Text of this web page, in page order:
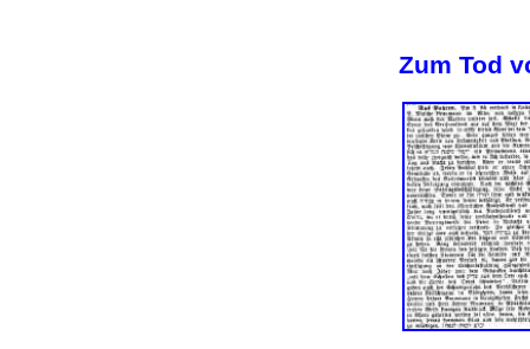
Zum Tod